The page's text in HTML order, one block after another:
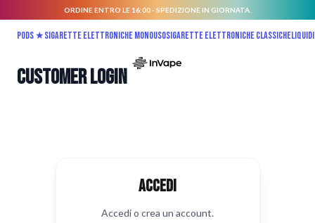
ORDINE ENTRO LE 16:00 - SPEDIZIONE IN GIORNATA.
Pods ★Sigarette elettroniche monousoSigarette elettroniche classiche
Customer Login
Accedi
Accedi o crea un account.